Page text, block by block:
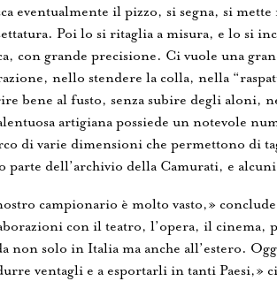
eventualmente il pizzo, si segna, si
Poi lo si ritaglia a misura, e lo si
con grande precisione. Ci vuole una
nello stendere la colla, nella
bene al fusto, senza subire degli aloni,
artigiana possiede un notevole
di varie dimensioni che permettono di
parte dell’archivio della Camurati, e
campionario è molto vasto,»
con il teatro, l’opera, il cinema,
non solo in Italia ma anche all’estero.
ventagli e a esportarli in tanti Paesi,»